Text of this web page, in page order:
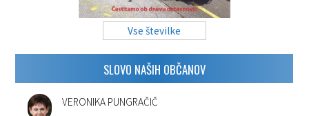
Vse številke
SLOVO NAŠIH OBČANOV
VERONIKA PUNGRAČIČ